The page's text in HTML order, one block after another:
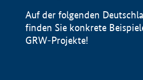
Auf der folgenden
finden Sie konkrete
GRW-Projekte!